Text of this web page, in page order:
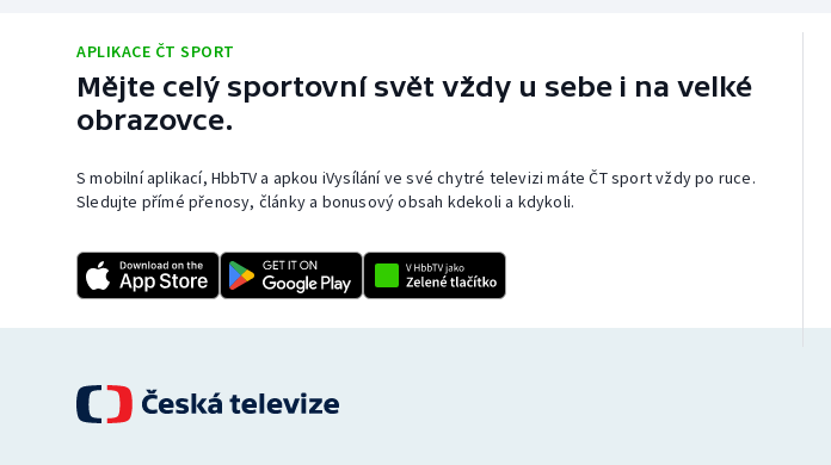
APLIKACE ČT SPORT
Mějte celý sportovní svět vždy u sebe i na velké
obrazovce.
S mobilní aplikací, HbbTV a apkou iVysílání ve své chytré televizi máte ČT sport vždy po ruce.
Sledujte přímé přenosy, články a bonusový obsah kdekoli a kdykoli.